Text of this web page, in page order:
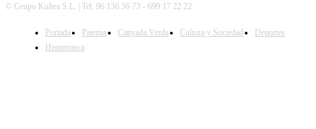
SÍGUENOS
© Grupo Kultea S.L. | Tel. 96 136 56 73 - 699 17 22 22
Portada Paterna Canyada Verda Cultura y Sociedad
Deportes
Hemeroteca